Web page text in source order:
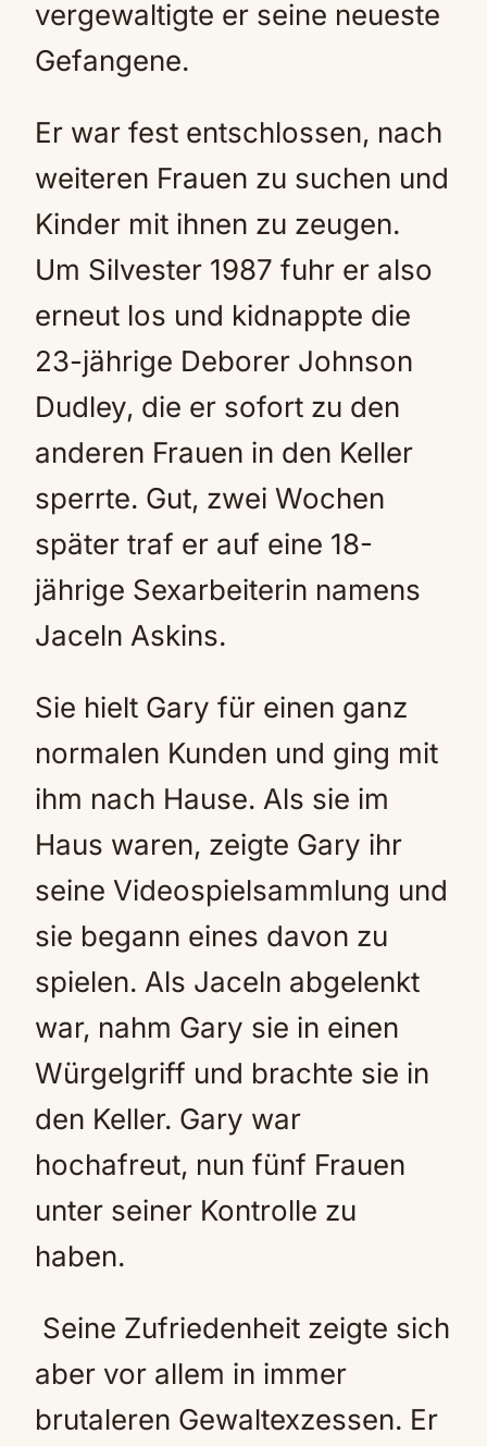
vergewaltigte er seine neueste
Gefangene.
Er war fest entschlossen, nach
weiteren Frauen zu suchen und
Kinder mit ihnen zu zeugen.
Um Silvester 1987 fuhr er also
erneut los und kidnappte die
23-jährige Deborer Johnson
Dudley, die er sofort zu den
anderen Frauen in den Keller
sperrte. Gut, zwei Wochen
später traf er auf eine 18-
jährige Sexarbeiterin namens
Jaceln Askins.
Sie hielt Gary für einen ganz
normalen Kunden und ging mit
ihm nach Hause. Als sie im
Haus waren, zeigte Gary ihr
seine Videospielsammlung und
sie begann eines davon zu
spielen. Als Jaceln abgelenkt
war, nahm Gary sie in einen
Würgelgriff und brachte sie in
den Keller. Gary war
hochafreut, nun fünf Frauen
unter seiner Kontrolle zu
haben.
Seine Zufriedenheit zeigte sich
aber vor allem in immer
brutaleren Gewaltexzessen. Er